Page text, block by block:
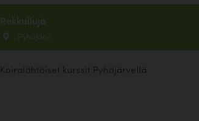
Rekkuiluja
, Pyhäjärvi
Koiralähtöiset kurssit Pyhäjärvellä